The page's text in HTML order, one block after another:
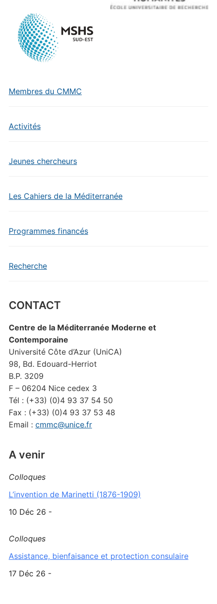
Membres du CMMC
Activités
Jeunes chercheurs
Les Cahiers de la Méditerranée
Programmes financés
Recherche
CONTACT
Centre de la Méditerranée Moderne et
Contemporaine
Université Côte d’Azur (UniCA)
98, Bd. Edouard-Herriot
B.P. 3209
F – 06204 Nice cedex 3
Tél : (+33) (0)4 93 37 54 50
Fax : (+33) (0)4 93 37 53 48
Email : cmmc@unice.fr
A venir
Colloques
L’invention de Marinetti (1876-1909)
10 Déc 26 -
Colloques
Assistance, bienfaisance et protection consulaire
17 Déc 26 -